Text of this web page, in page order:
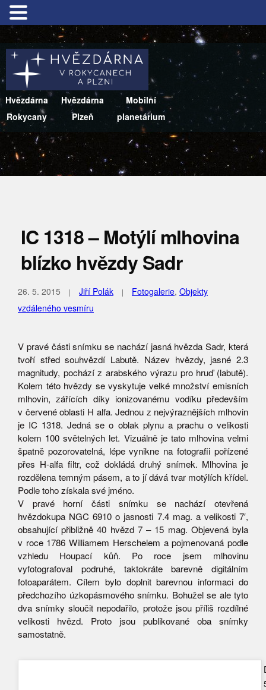
Hvězdárna
Rokycany
Hvězdárna
Plzeň
Mobilní
planetárium
IC 1318 – Motýlí mlhovina
blízko hvězdy Sadr
26. 5. 2015 Jiří Polák Fotogalerie, Objekty
vzdáleného vesmíru
V pravé části snímku se nachází jasná hvězda Sadr, která
tvoří střed souhvězdí Labutě. Název hvězdy, jasné 2.3
magnitudy, pochází z arabského výrazu pro hruď (labutě).
Kolem této hvězdy se vyskytuje velké množství emisních
mlhovin, zářících díky ionizovanému vodíku především
v červené oblasti H alfa. Jednou z nejvýraznějších mlhovin
je IC 1318. Jedná se o oblak plynu a prachu o velikosti
kolem 100 světelných let. Vizuálně je tato mlhovina velmi
špatně pozorovatelná, lépe vynikne na fotografii pořízené
přes H-alfa filtr, což dokládá druhý snímek. Mlhovina je
rozdělena temným pásem, a to jí dává tvar motýlích křídel.
Podle toho získala své jméno.
V pravé horní části snímku se nachází otevřená
hvězdokupa NGC 6910 o jasnosti 7.4 mag. a velikosti 7′,
obsahující přibližně 40 hvězd 7 – 15 mag. Objevená byla
v roce 1786 Williamem Herschelem a pojmenovaná podle
vzhledu Houpací kůň. Po roce jsem mlhovinu
vyfotografoval podruhé, taktokráte barevně digitálním
fotoaparátem. Cílem bylo doplnit barevnou informaci do
předchozího úzkopásmového snímku. Bohužel se ale tyto
dva snímky sloučit nepodařilo, protože jsou příliš rozdílné
velikosti hvězd. Proto jsou publikované oba snímky
samostatně.